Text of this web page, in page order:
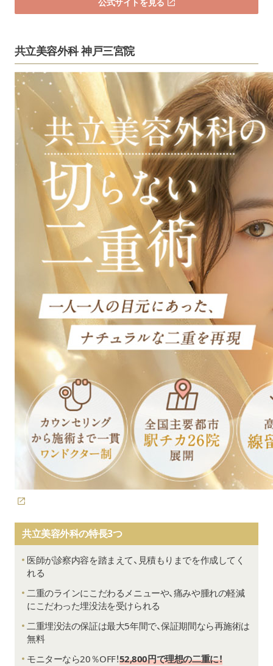
共立美容外科 神戸三宮院
共立美容外科の特長3つ
医師が診察内容を踏まえて、見積もりまでを作成してく
れる
二重のラインにこだわるメニューや、痛みや腫れの軽減
にこだわった埋没法を受けられる
二重埋没法の保証は最大5年間で、保証期間なら再施術は
無料
モニターなら20％OFF！52,800円で理想の二重に！